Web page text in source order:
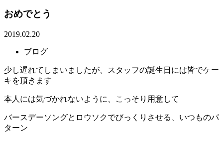
おめでとう
2019.02.20
ブログ
少し遅れてしまいましたが、スタッフの誕生日には皆でケー
キを頂きます
本人には気づかれないように、こっそり用意して
バースデーソングとロウソクでびっくりさせる、いつものパ
ターン